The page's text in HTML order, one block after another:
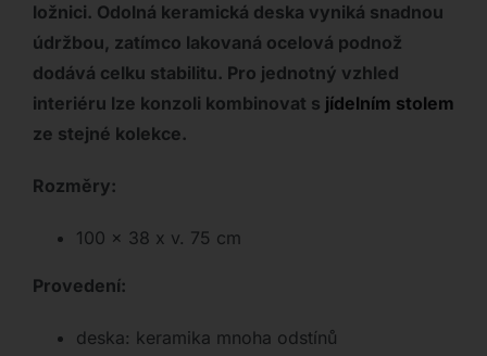
ložnici. Odolná keramická deska vyniká snadnou
údržbou, zatímco lakovaná ocelová podnož
dodává celku stabilitu. Pro jednotný vzhled
interiéru lze konzoli kombinovat s jídelním stolem
ze stejné kolekce.
Rozměry:
100 x 38 x v. 75 cm
Provedení:
deska: keramika mnoha odstínů